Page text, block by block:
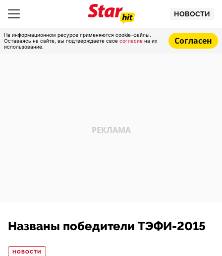
НОВОСТИ
На информационном ресурсе применяются cookie-файлы.
Оставаясь на сайте, вы подтверждаете свое согласие на их
использование.
Согласен
Названы победители ТЭФИ-2015
НОВОСТИ